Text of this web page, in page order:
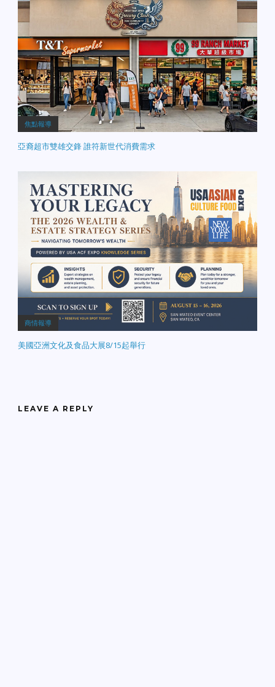
焦點報導
亞裔超市雙雄交鋒 誰符新世代消費需求
商情報導
美國亞洲文化及食品大展8/15起舉行
LEAVE A REPLY